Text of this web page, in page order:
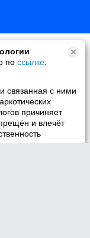
по ссылке
связанная с ними
причиняет
и влечёт